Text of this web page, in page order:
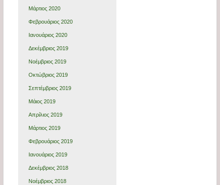
Μάρτιος 2020
Φεβρουάριος 2020
Ιανουάριος 2020
Δεκέμβριος 2019
Νοέμβριος 2019
Οκτώβριος 2019
Σεπτέμβριος 2019
Μάιος 2019
Απρίλιος 2019
Μάρτιος 2019
Φεβρουάριος 2019
Ιανουάριος 2019
Δεκέμβριος 2018
Νοέμβριος 2018